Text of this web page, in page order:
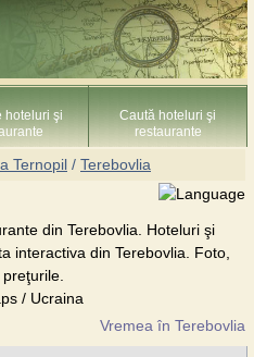
hoteluri şi
Caută hoteluri şi
restaurante
Ternopil / Terebovlia
din Terebovlia. Hoteluri şi
interactiva din Terebovlia. Foto,
/ Ucraina
Vremea în Terebovlia